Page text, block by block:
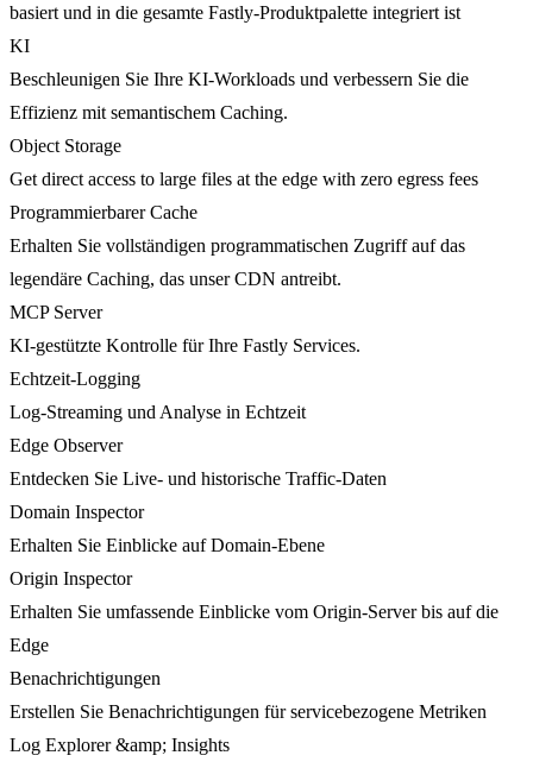
basiert und in die gesamte Fastly-Produktpalette integriert ist
KI
Beschleunigen Sie Ihre KI-Workloads und verbessern Sie die
Effizienz mit semantischem Caching.
Object Storage
Get direct access to large files at the edge with zero egress fees
Programmierbarer Cache
Erhalten Sie vollständigen programmatischen Zugriff auf das
legendäre Caching, das unser CDN antreibt.
MCP Server
KI-gestützte Kontrolle für Ihre Fastly Services.
Echtzeit-Logging
Log-Streaming und Analyse in Echtzeit
Edge Observer
Entdecken Sie Live- und historische Traffic-Daten
Domain Inspector
Erhalten Sie Einblicke auf Domain-Ebene
Origin Inspector
Erhalten Sie umfassende Einblicke vom Origin-Server bis auf die
Edge
Benachrichtigungen
Erstellen Sie Benachrichtigungen für servicebezogene Metriken
Log Explorer &amp; Insights